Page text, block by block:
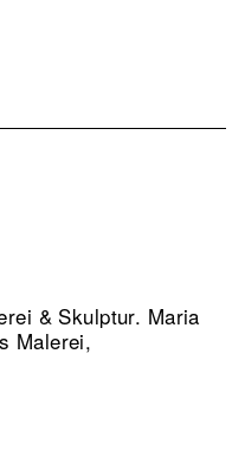
& Skulptur. Maria
Malerei,